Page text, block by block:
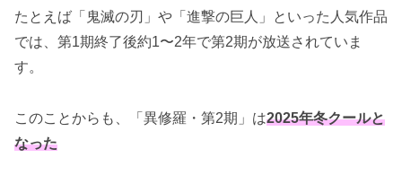
たとえば「鬼滅の刃」や「進撃の巨人」といった人気作品
では、第1期終了後約1〜2年で第2期が放送されていま
す。
このことからも、「異修羅・第2期」は2025年冬クールと
なった